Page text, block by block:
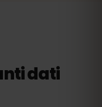
dati